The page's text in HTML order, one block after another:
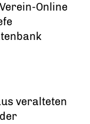
Online
veralteten